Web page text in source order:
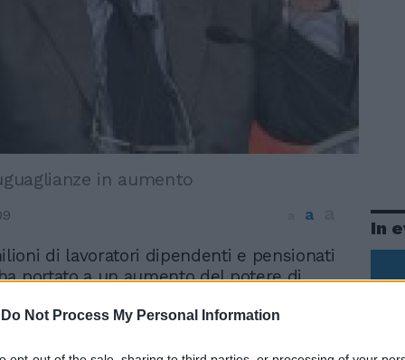
Do Not Process My Personal Information
in aumento
a
di lavoratori dipendenti e pensionati
portato a un aumento del potere di
dell'inflazione. Il risultato è che «la
In